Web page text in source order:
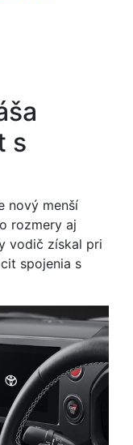
s
nový menší
rozmery aj
vodič získal pri
spojenia s